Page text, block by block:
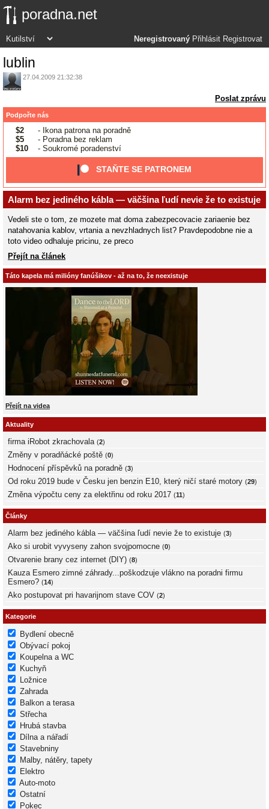
poradna.net
Neregistrovaný Přihlásit Registrovat
lublin
27.04.2009 21:32:38
Poslat zprávu
Podpořte nás
$2
- Ikona patrona na poradně
$5
- Poradna bez reklam
$10
- Soukromé poradenství
STAŇTE SE PATRONEM
Alarm bez jediného kábla — väčšina ľudí nevie že to existuje
Vedeli ste o tom, ze mozete mat doma zabezpecovacie zariaenie bez
natahovania kablov, vrtania a nevzhladnych list? Pravdepodobne nie a
toto video odhaluje pricinu, ze preco
Přejít na článek
Táto kapela má milióny fanúšikov - až na to, že neexistuje
Přejít na videa
Aktuality
firma iRobot zkrachovala (2)
Změny v poradňácké poště (0)
Hodnocení příspěvků na poradně (3)
Od roku 2019 bude v Česku jen benzin E10, který ničí staré motory (29)
Změna výpočtu ceny za elektřinu od roku 2017 (11)
Články
Alarm bez jediného kábla — väčšina ľudí nevie že to existuje (3)
Ako si urobit vyvyseny zahon svojpomocne (0)
Otvarenie brany cez internet (DIY) (8)
Kauza Esmero zimné záhrady...poškodzuje vlákno na poradni firmu
Esmero? (14)
Ako postupovat pri havarijnom stave COV (2)
Kategorie
Bydlení obecně
Obývací pokoj
Koupelna a WC
Kuchyň
Ložnice
Zahrada
Balkon a terasa
Střecha
Hrubá stavba
Dílna a nářadí
Stavebniny
Malby, nátěry, tapety
Elektro
Auto-moto
Ostatní
Pokec